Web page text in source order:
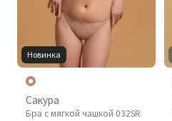
Новинка
Сакура
Бра с мягкой чашкой 032SR